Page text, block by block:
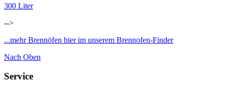
300 Liter
-->
...mehr Brennöfen hier im unserem Brennofen-Finder
Nach Oben
Service